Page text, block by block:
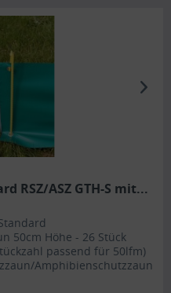
RSZ/ASZ GTH-S mit...
50cm Höhe - 26 Stück
passend für 50lfm)
Amphibienschutzzaun